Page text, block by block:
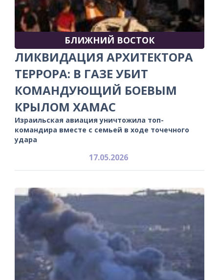
БЛИЖНИЙ ВОСТОК
ЛИКВИДАЦИЯ АРХИТЕКТОРА
ТЕРРОРА: В ГАЗЕ УБИТ
КОМАНДУЮЩИЙ БОЕВЫМ
КРЫЛОМ ХАМАС
Израильская авиация уничтожила топ-
командира вместе с семьей в ходе точечного
удара
17.05.2026